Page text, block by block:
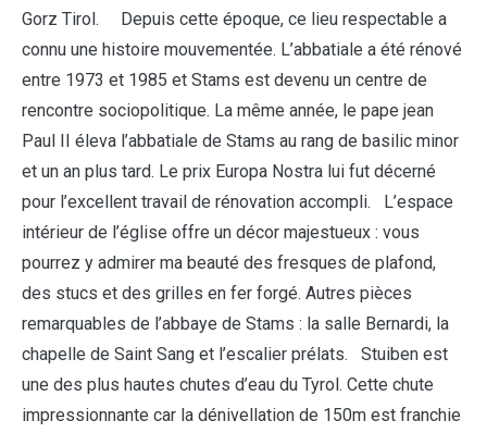
Gorz Tirol. Depuis cette époque, ce lieu respectable a
connu une histoire mouvementée. L’abbatiale a été rénové
entre 1973 et 1985 et Stams est devenu un centre de
rencontre sociopolitique. La même année, le pape jean
Paul II éleva l’abbatiale de Stams au rang de basilic minor
et un an plus tard. Le prix Europa Nostra lui fut décerné
pour l’excellent travail de rénovation accompli. L’espace
intérieur de l’église offre un décor majestueux : vous
pourrez y admirer ma beauté des fresques de plafond,
des stucs et des grilles en fer forgé. Autres pièces
remarquables de l’abbaye de Stams : la salle Bernardi, la
chapelle de Saint Sang et l’escalier prélats. Stuiben est
une des plus hautes chutes d’eau du Tyrol. Cette chute
impressionnante car la dénivellation de 150m est franchie